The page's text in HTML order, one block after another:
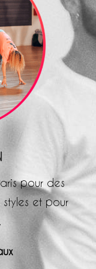
pour des
et pour